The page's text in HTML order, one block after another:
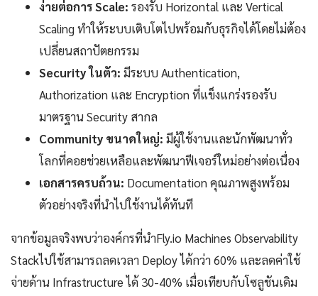
ง่ายต่อการ Scale: รองรับ Horizontal และ Vertical
Scaling ทำให้ระบบเติบโตไปพร้อมกับธุรกิจได้โดยไม่ต้อง
เปลี่ยนสถาปัตยกรรม
Security ในตัว: มีระบบ Authentication,
Authorization และ Encryption ที่แข็งแกร่งรองรับ
มาตรฐาน Security สากล
Community ขนาดใหญ่: มีผู้ใช้งานและนักพัฒนาทั่ว
โลกที่คอยช่วยเหลือและพัฒนาฟีเจอร์ใหม่อย่างต่อเนื่อง
เอกสารครบถ้วน: Documentation คุณภาพสูงพร้อม
ตัวอย่างจริงที่นำไปใช้งานได้ทันที
จากข้อมูลจริงพบว่าองค์กรที่นำFly.io Machines Observability
Stackไปใช้สามารถลดเวลา Deploy ได้กว่า 60% และลดค่าใช้
จ่ายด้าน Infrastructure ได้ 30-40% เมื่อเทียบกับโซลูชันเดิม